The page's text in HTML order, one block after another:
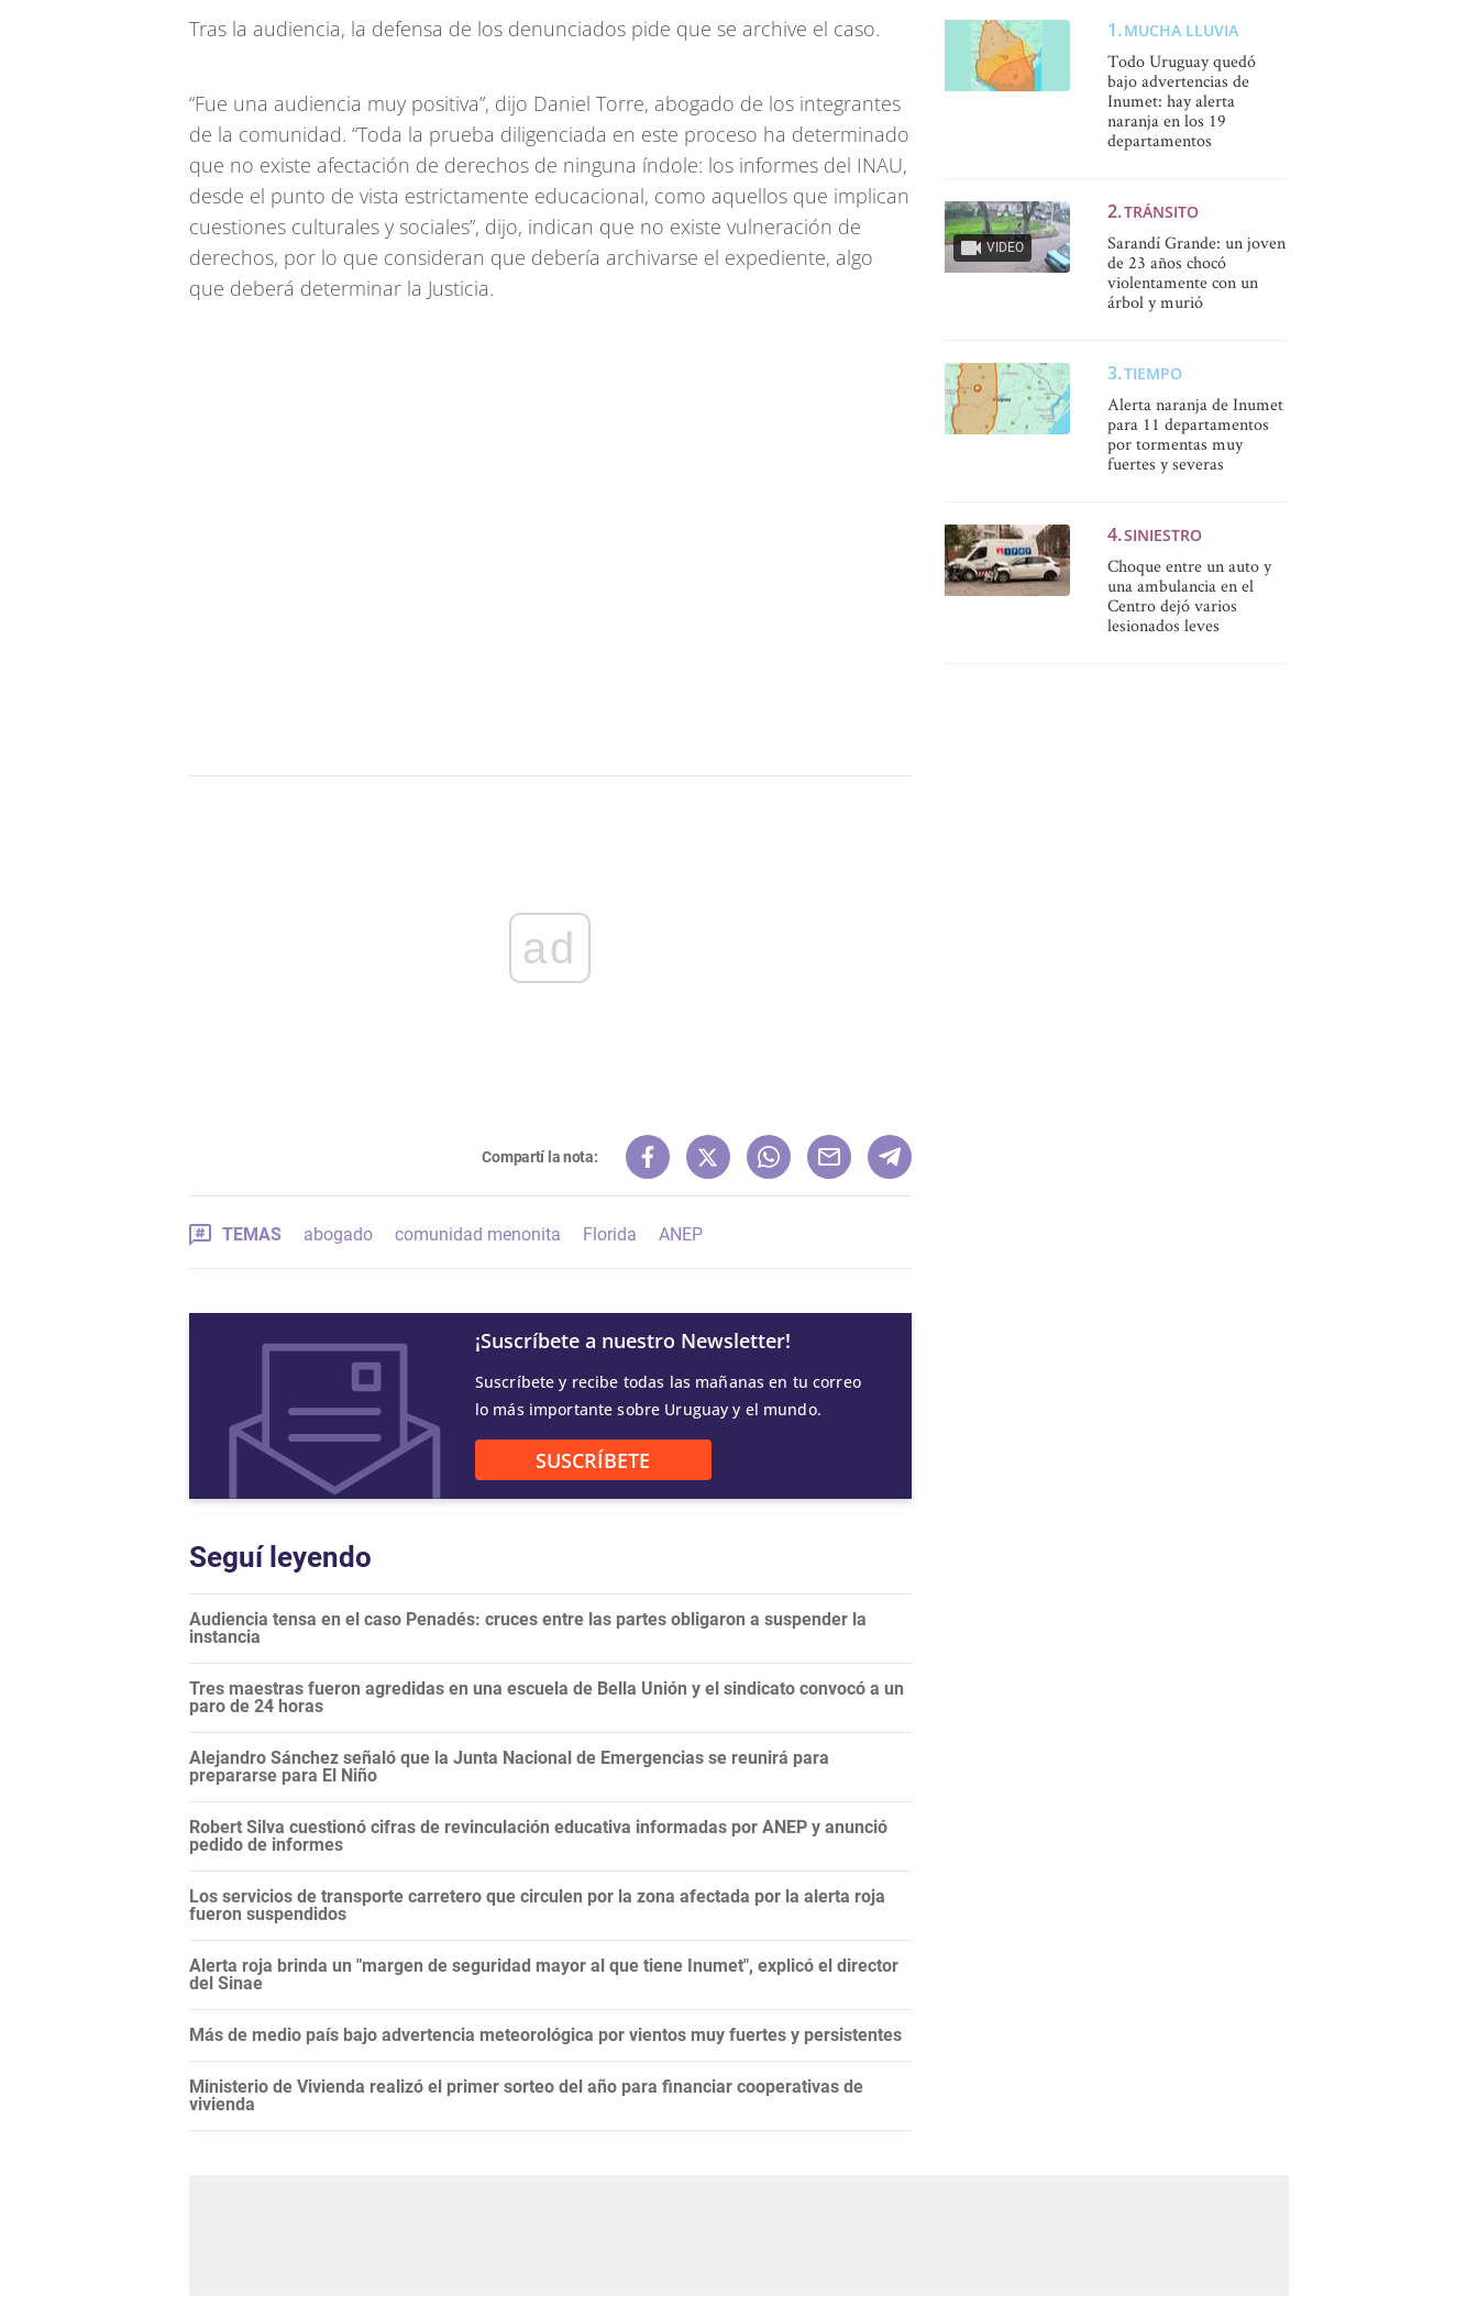
Tras la audiencia, la defensa de los denunciados pide que se archive el caso.
“Fue una audiencia muy positiva”, dijo Daniel Torre, abogado de los integrantes
de la comunidad. “Toda la prueba diligenciada en este proceso ha determinado
que no existe afectación de derechos de ninguna índole: los informes del INAU,
desde el punto de vista estrictamente educacional, como aquellos que implican
cuestiones culturales y sociales”, dijo, indican que no existe vulneración de
derechos, por lo que consideran que debería archivarse el expediente, algo
que deberá determinar la Justicia.
ad
Compartí la nota:
TEMAS abogado comunidad menonita Florida ANEP
¡Suscríbete a nuestro Newsletter!
Suscríbete y recibe todas las mañanas en tu correo
lo más importante sobre Uruguay y el mundo.
SUSCRÍBETE
Seguí leyendo
Audiencia tensa en el caso Penadés: cruces entre las partes obligaron a suspender la
instancia
Tres maestras fueron agredidas en una escuela de Bella Unión y el sindicato convocó a un
paro de 24 horas
Alejandro Sánchez señaló que la Junta Nacional de Emergencias se reunirá para
prepararse para El Niño
Robert Silva cuestionó cifras de revinculación educativa informadas por ANEP y anunció
pedido de informes
Los servicios de transporte carretero que circulen por la zona afectada por la alerta roja
fueron suspendidos
Alerta roja brinda un "margen de seguridad mayor al que tiene Inumet", explicó el director
del Sinae
Más de medio país bajo advertencia meteorológica por vientos muy fuertes y persistentes
Ministerio de Vivienda realizó el primer sorteo del año para financiar cooperativas de
vivienda
MUCHA LLUVIA
Todo Uruguay quedó
bajo advertencias de
Inumet: hay alerta
naranja en los 19
departamentos
VIDEO
TRÁNSITO
Sarandí Grande: un joven
de 23 años chocó
violentamente con un
árbol y murió
TIEMPO
Alerta naranja de Inumet
para 11 departamentos
por tormentas muy
fuertes y severas
SINIESTRO
Choque entre un auto y
una ambulancia en el
Centro dejó varios
lesionados leves